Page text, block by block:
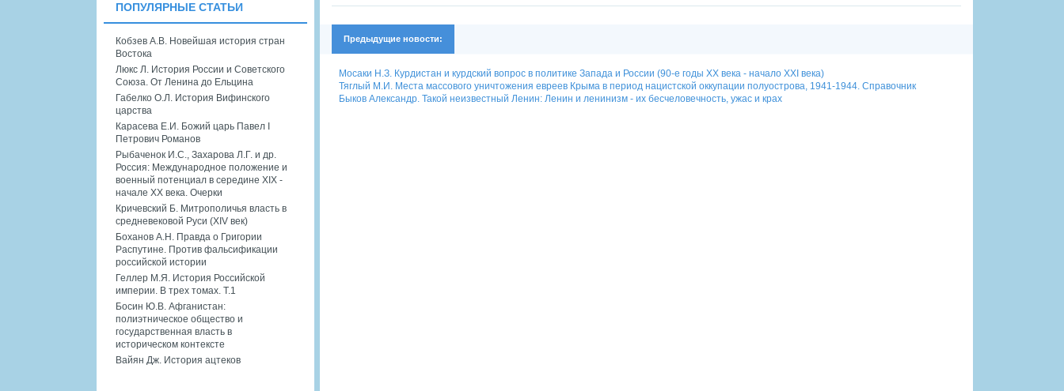
Предыдущие новости:
Мосаки Н.З. Курдистан и курдский вопрос в политике Запада и России (90-е годы ХХ века - начало XXI века)
Тяглый М.И. Места массового уничтожения евреев Крыма в период нацистской оккупации полуострова, 1941-1944. Справочник
Быков Александр. Такой неизвестный Ленин: Ленин и ленинизм - их бесчеловечность, ужас и крах
ПОПУЛЯРНЫЕ СТАТЬИ
Кобзев А.В. Новейшая история стран
Востока
Люкс Л. История России и Советского
Союза. От Ленина до Ельцина
Габелко О.Л. История Вифинского
царства
Карасева Е.И. Божий царь Павел I
Петрович Романов
Рыбаченок И.С., Захарова Л.Г. и др.
Россия: Международное положение и
военный потенциал в середине XIX -
начале XX века. Очерки
Кричевский Б. Митрополичья власть в
средневековой Руси (XIV век)
Боханов А.Н. Правда о Григории
Распутине. Против фальсификации
российской истории
Геллер М.Я. История Российской
империи. В трех томах. Т.1
Босин Ю.В. Афганистан:
полиэтническое общество и
государственная власть в
историческом контексте
Вайян Дж. История ацтеков